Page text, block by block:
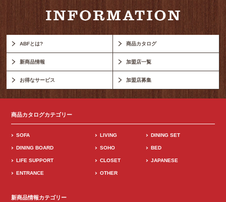
ABFとは? 商品カタログ
新商品情報 加盟店一覧
お得なサービス 加盟店募集
商品カタログカテゴリー
SOFA LIVING DINING SET
DINING BOARD SOHO BED
LIFE SUPPORT CLOSET JAPANESE
ENTRANCE OTHER
新商品情報カテゴリー